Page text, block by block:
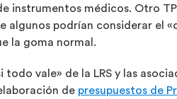
instrumentos médicos. Otro
podrían considerar el
la goma normal.
vale» de la LRS y las
de presupuestos de